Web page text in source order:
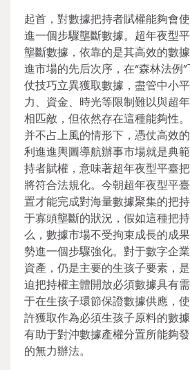
起首，對數據把持者賦權能夠會
進一個步驟壟斷數據。超年夜型
壟斷數據，依靠的是其高效的數
進市場的先后次序，在“森林法例
仗技巧立異獲取數據，盡管中小
力、資金、時光等限制難以與超
相匹敵，但依然存在這種能夠性
并不占上風的情形下，憑仗高效
利進進輿圖導航辦事市場就是典
持者賦權，意味著超年夜型平臺
將符合法規化。今朝超年夜型平
置才能完成對海量數據聚集的把
于寡頭壟斷的狀況，假如這種把
么，數據市場不受拘束成長的成
勢進一個步驟強化。對于數字企
資產，仍是主要的生孩子要素，
迫把持權主體開放必須數據具有
于在生孩子環節保證數據供應，
許獲取作為必須生孩子原料的數
有助于對沖數據產權分置所能夠
的無力辦法。